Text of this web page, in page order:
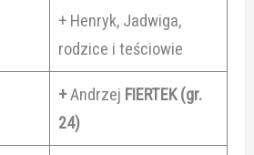
+ Henryk, Jadwiga,
rodzice i teściowie
+Andrzej FIERTEK (gr.
24)